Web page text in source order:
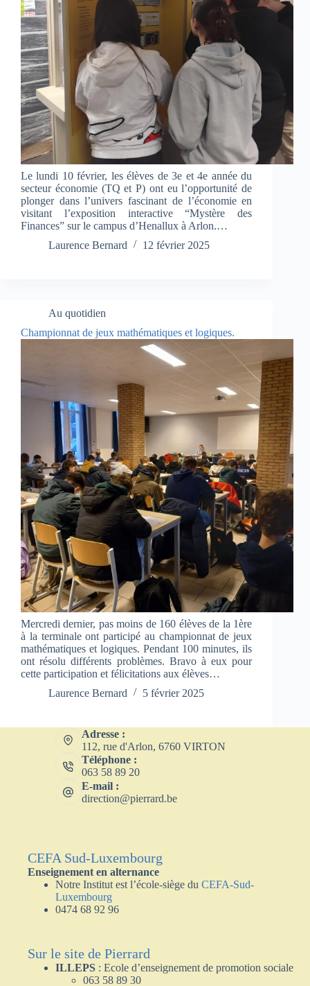
Le lundi 10 février, les élèves de 3e et 4e année du
secteur économie (TQ et P) ont eu l’opportunité de
plonger dans l’univers fascinant de l’économie en
visitant l’exposition interactive “Mystère des
Finances” sur le campus d’Henallux à Arlon.…
Laurence Bernard
12 février 2025
Au quotidien
Championnat de jeux mathématiques et logiques.
Mercredi dernier, pas moins de 160 élèves de la 1ère
à la terminale ont participé au championnat de jeux
mathématiques et logiques. Pendant 100 minutes, ils
ont résolu différents problèmes. Bravo à eux pour
cette participation et félicitations aux élèves…
Laurence Bernard
5 février 2025
Adresse :
112, rue d'Arlon, 6760 VIRTON
Téléphone :
063 58 89 20
E-mail :
direction@pierrard.be
CEFA Sud-Luxembourg
Enseignement en alternance
Notre Institut est l’école-siège du CEFA-Sud-
Luxembourg
0474 68 92 96
Sur le site de Pierrard
ILLEPS : Ecole d’enseignement de promotion sociale
063 58 89 30